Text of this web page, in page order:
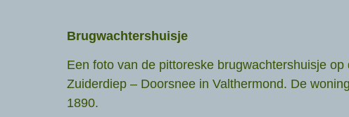
Brugwachtershuisje
Een foto van de pittoreske brugwachtershuisje op
Zuiderdiep – Doorsnee in Valthermond. De
1890.